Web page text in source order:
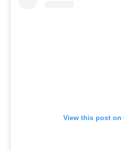
View this post on